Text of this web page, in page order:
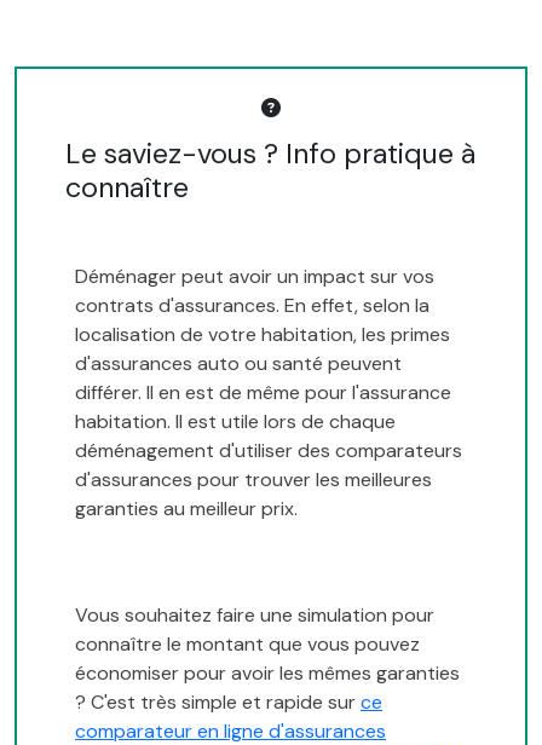
Le saviez-vous ? Info pratique à
connaître
Déménager peut avoir un impact sur vos
contrats d'assurances. En effet, selon la
localisation de votre habitation, les primes
d'assurances auto ou santé peuvent
différer. Il en est de même pour l'assurance
habitation. Il est utile lors de chaque
déménagement d'utiliser des comparateurs
d'assurances pour trouver les meilleures
garanties au meilleur prix.
Vous souhaitez faire une simulation pour
connaître le montant que vous pouvez
économiser pour avoir les mêmes garanties
? C'est très simple et rapide surce
comparateur en ligne d'assurances